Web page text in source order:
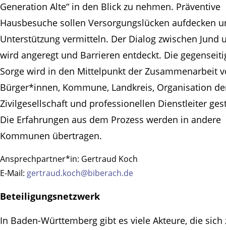
Generation Alte“ in den Blick zu nehmen. Präventive
Hausbesuche sollen Versorgungslücken aufdecken
Unterstützung vermitteln. Der Dialog zwischen Jund
wird angeregt und Barrieren entdeckt. Die
Sorge wird in den Mittelpunkt der Zusammenarbeit
Bürger*innen, Kommune, Landkreis, Organisation
Zivilgesellschaft und professionellen Dienstleiter
Die Erfahrungen aus dem Prozess werden in andere
Kommunen übertragen.
Ansprechpartner*in: Gertraud Koch
E-Mail: gertraud.koch@biberach.de
Beteiligungsnetzwerk
In Baden-Württemberg gibt es viele Akteure, die sich